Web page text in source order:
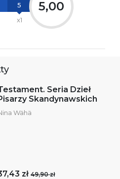
5
x1
5,00
Seria Dzieł
Skandynawskich
Wähä
zł 49,90 zł